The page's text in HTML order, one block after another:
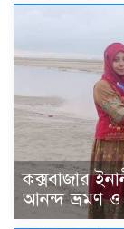
কক্সবাজার
আনন্দ ভ্রমণ ও